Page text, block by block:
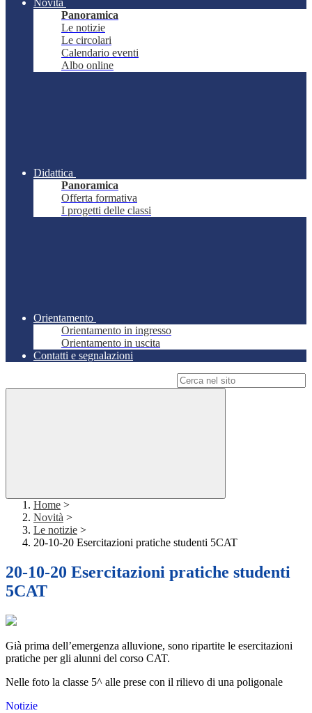
Novità
Panoramica
Le notizie
Le circolari
Calendario eventi
Albo online
Didattica
Panoramica
Offerta formativa
I progetti delle classi
Orientamento
Orientamento in ingresso
Orientamento in uscita
Contatti e segnalazioni
Home >
Novità >
Le notizie >
20-10-20 Esercitazioni pratiche studenti 5CAT
20-10-20 Esercitazioni pratiche studenti
5CAT
Già prima dell’emergenza alluvione, sono ripartite le esercitazioni
pratiche per gli alunni del corso CAT.
Nelle foto la classe 5^ alle prese con il rilievo di una poligonale
Notizie